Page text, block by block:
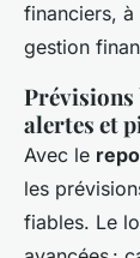
financiers, à
gestion
Prévisions
alertes et
Avec le
les
fiables. Le